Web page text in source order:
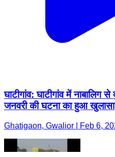
घाटीगांव: घाटीगांव में नाबालिग
जनवरी की घटना का हुआ खुलासा
Ghatigaon, Gwalior | Feb 6,